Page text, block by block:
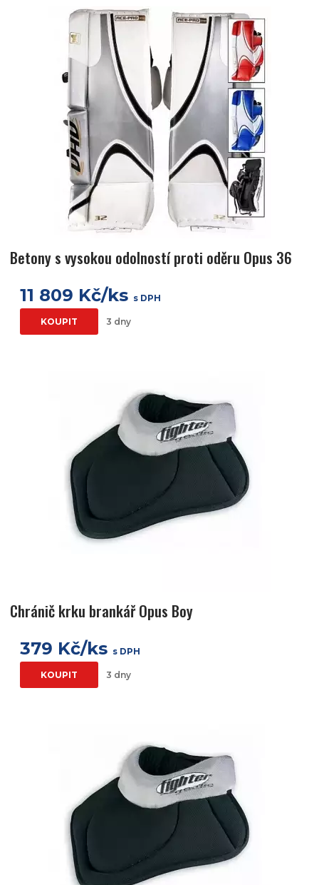
Betony s vysokou odolností proti oděru Opus 36
11 809 Kč/ks s DPH
KOUPIT 3 dny
Chránič krku brankář Opus Boy
379 Kč/ks s DPH
KOUPIT 3 dny